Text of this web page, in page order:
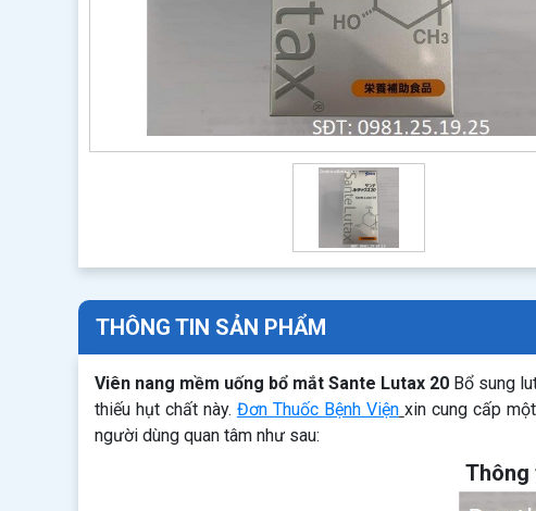
THÔNG TIN SẢN PHẨM
Viên nang mềm uống bổ mắt Sante Lutax 20 Bổ sung
thiếu hụt chất này. Đơn Thuốc Bệnh Viện xin cung cấp
người dùng quan tâm như sau:
Thông